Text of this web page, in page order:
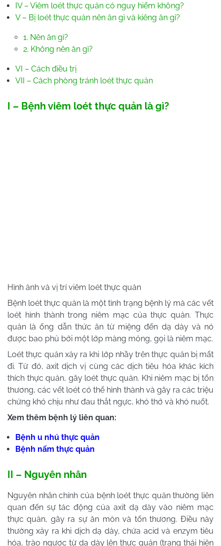
IV – Viêm loét thực quản có nguy hiểm không?
V – Bị loét thực quản nên ăn gì và kiêng ăn gì?
1. Nên ăn gì?
2. Không nên ăn gì?
VI – Cách điều trị
VII – Cách phòng tránh loét thực quản
I – Bệnh viêm loét thực quản là gì?
Hình ảnh và vị trí viêm loét thực quản
Bệnh loét thực quản là một tình trạng bệnh lý mà các vết
loét hình thành trong niêm mạc của thực quản. Thực
quản là ống dẫn thức ăn từ miệng đến dạ dày và nó
được bao phủ bởi một lớp màng mỏng, gọi là niêm mạc.
Loét thực quản xảy ra khi lớp nhầy trên thực quản bị mất
đi. Từ đó, axit dịch vị cùng các dịch tiêu hóa khác kích
thích thực quản, gây loét thực quản. Khi niêm mạc bị tổn
thương, các vết loét có thể hình thành và gây ra các triệu
chứng khó chịu như đau thắt ngực, khó thở và khó nuốt.
Xem thêm bệnh lý liên quan:
Bệnh u nhú thực quản
Bệnh nấm thực quản
II – Nguyên nhân
Nguyên nhân chính của bệnh loét thực quản thường liên
quan đến sự tác động của axit dạ dày vào niêm mạc
thực quản, gây ra sự ăn mòn và tổn thương. Điều này
thường xảy ra khi dịch dạ dày, chứa acid và enzym tiêu
hóa, trào ngược từ dạ dày lên thực quản (trạng thái hiện